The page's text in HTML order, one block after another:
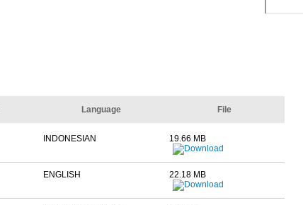
Language File
INDONESIAN 19.66 MB
ENGLISH 22.18 MB